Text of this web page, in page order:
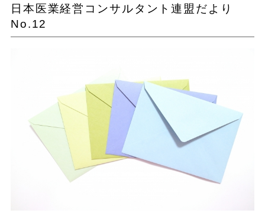
日本医業経営コンサルタント連盟だより
No.12